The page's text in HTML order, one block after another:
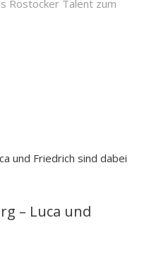
Rostocker Talent zum
– Luca und